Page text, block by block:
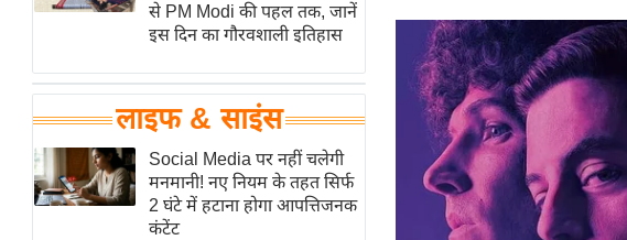
टेक्नॉलॉजी
घरेलू नुस्खे
पर्यटन स्थल
फिटनेस मंत्रा
रिलेशनशिप
राजनीति
से PM Modi की पहल तक, जानें
इस दिन का गौरवशाली इतिहास
लाइफ & साइंस
Social Media पर नहीं चलेगी
मनमानी! नए नियम के तहत सिर्फ
2 घंटे में हटाना होगा आपत्तिजनक
कंटेंट